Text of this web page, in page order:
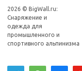
2026 © BigWall.ru:
Снаряжение и
одежда для
промышленного и
спортивного альпинизма